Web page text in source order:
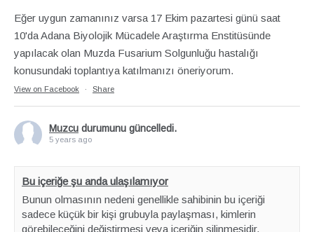
Eğer uygun zamanınız varsa 17 Ekim pazartesi günü saat
10'da Adana Biyolojik Mücadele Araştırma Enstitüsünde
yapılacak olan Muzda Fusarium Solgunluğu hastalığı
konusundaki toplantıya katılmanızı öneriyorum.
View on Facebook · Share
Muzcu durumunu güncelledi.
5 years ago
Bu içeriğe şu anda ulaşılamıyor
Bunun olmasının nedeni genellikle sahibinin bu içeriği
sadece küçük bir kişi grubuyla paylaşması, kimlerin
görebileceğini değiştirmesi veya içeriğin silinmesidir.